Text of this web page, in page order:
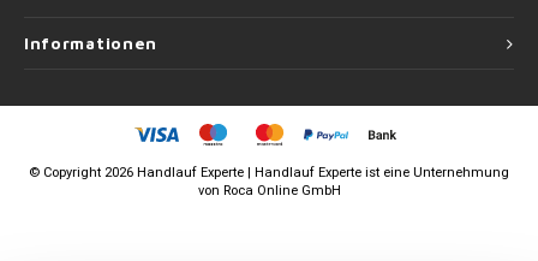
Informationen
© Copyright 2026 Handlauf Experte | Handlauf Experte ist eine Unternehmung
von Roca Online GmbH